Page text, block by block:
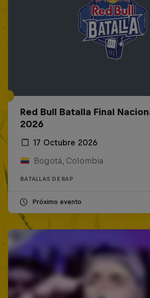
Red Bull Batalla Final
2026
17 Octubre 2026
Bogotá, Colombia
BATALLAS DE RAP
Próximo evento